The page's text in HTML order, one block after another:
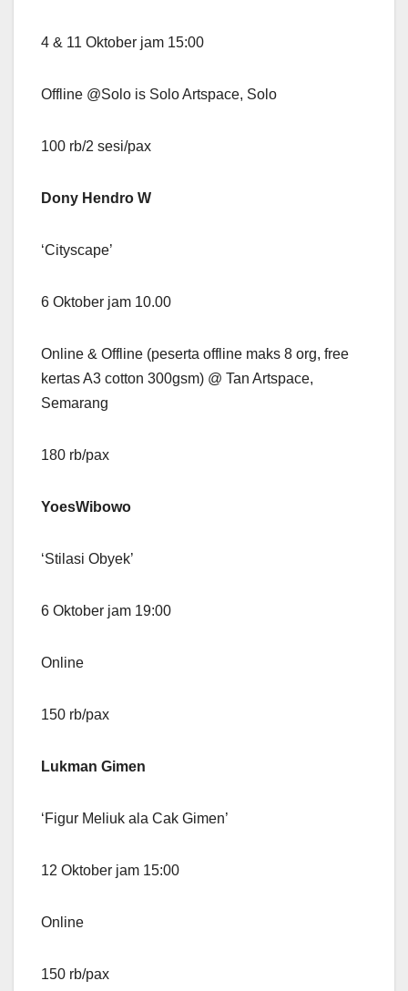
4 & 11 Oktober jam 15:00
Offline @Solo is Solo Artspace, Solo
100 rb/2 sesi/pax
Dony Hendro W
‘Cityscape’
6 Oktober jam 10.00
Online & Offline (peserta offline maks 8 org, free
kertas A3 cotton 300gsm) @ Tan Artspace,
Semarang
180 rb/pax
YoesWibowo
‘Stilasi Obyek’
6 Oktober jam 19:00
Online
150 rb/pax
Lukman Gimen
‘Figur Meliuk ala Cak Gimen’
12 Oktober jam 15:00
Online
150 rb/pax